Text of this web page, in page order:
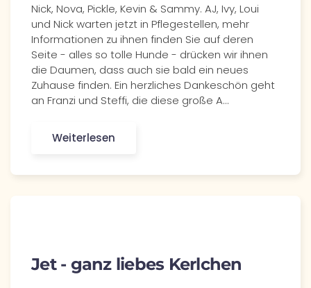
Nick, Nova, Pickle, Kevin & Sammy. AJ, Ivy, Loui
und Nick warten jetzt in Pflegestellen, mehr
Informationen zu ihnen finden Sie auf deren
Seite - alles so tolle Hunde - drücken wir ihnen
die Daumen, dass auch sie bald ein neues
Zuhause finden. Ein herzliches Dankeschön geht
an Franzi und Steffi, die diese große A…
Weiterlesen
Jet - ganz liebes Kerlchen